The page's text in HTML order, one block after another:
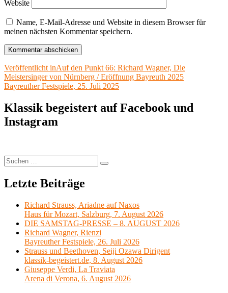
Website
Name, E-Mail-Adresse und Website in diesem Browser für
meinen nächsten Kommentar speichern.
Beitragsnavigation
Veröffentlicht inAuf den Punkt 66: Richard Wagner, Die
Meistersinger von Nürnberg / Eröffnung Bayreuth 2025
Bayreuther Festspiele, 25. Juli 2025
Klassik begeistert auf Facebook und
Instagram
Suchen
nach:
Suchen
Letzte Beiträge
Richard Strauss, Ariadne auf Naxos
Haus für Mozart, Salzburg, 7. August 2026
DIE SAMSTAG-PRESSE – 8. AUGUST 2026
Richard Wagner, Rienzi
Bayreuther Festspiele, 26. Juli 2026
Strauss und Beethoven, Seiji Ozawa Dirigent
klassik-begeistert.de, 8. August 2026
Giuseppe Verdi, La Traviata
Arena di Verona, 6. August 2026